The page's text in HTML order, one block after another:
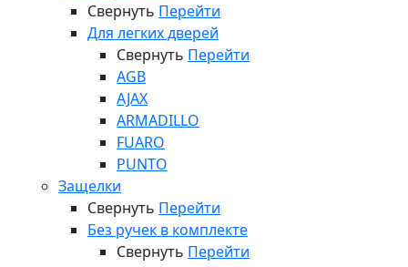
Свернуть Перейти
Для легких дверей
Свернуть Перейти
AGB
AJAX
ARMADILLO
FUARO
PUNTO
Защелки
Свернуть Перейти
Без ручек в комплекте
Свернуть Перейти